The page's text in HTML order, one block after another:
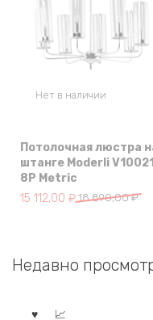
Нет в наличии
Потолочная люстра
штанге Moderli
8P Metric
18 890,00₽
Первоначальная
890,00 ₽.
15 112,00 ₽
Текущая
Недавно